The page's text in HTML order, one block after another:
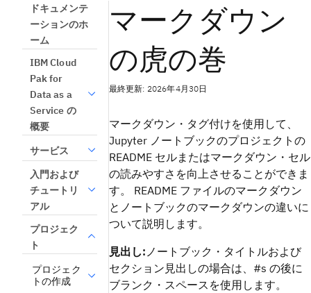
ドキュメンテ
ーションのホ
ーム
IBM Cloud
Pak for
Data as a
Service の
概要
サービス
入門および
チュートリ
アル
プロジェク
ト
プロジェク
トの作成
マークダウン
の虎の巻
最終更新: 2026年4月30日
マークダウン・タグ付けを使用して、
Jupyter ノートブックのプロジェクトの
README セルまたはマークダウン・セル
の読みやすさを向上させることができま
す。 README ファイルのマークダウン
とノートブックのマークダウンの違いに
ついて説明します。
見出し: ノートブック・タイトルおよび
セクション見出しの場合は、#s の後に
ブランク・スペースを使用します。